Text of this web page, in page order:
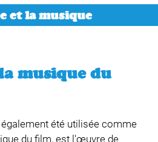
et la musique
musique du
également été utilisée comme
du film, est l'œuvre de